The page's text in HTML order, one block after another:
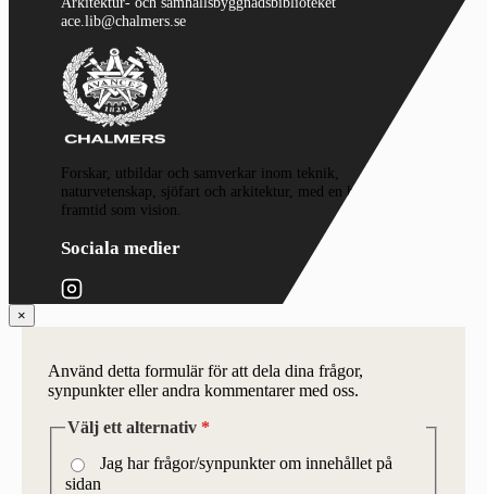
ace.lib@chalmers.se
Forskar, utbildar och samverkar inom teknik,
naturvetenskap, sjöfart och arkitektur, med en hållbar
framtid som vision.
Sociala medier
×
Använd detta formulär för att dela dina frågor,
synpunkter eller andra kommentarer med oss.
Välj ett alternativ *
Jag har frågor/synpunkter om innehållet på
sidan